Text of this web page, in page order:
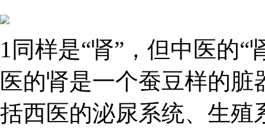
1同样是“肾”，但中医的“
医的肾是一个蚕豆样的
括西医的泌尿系统、生殖